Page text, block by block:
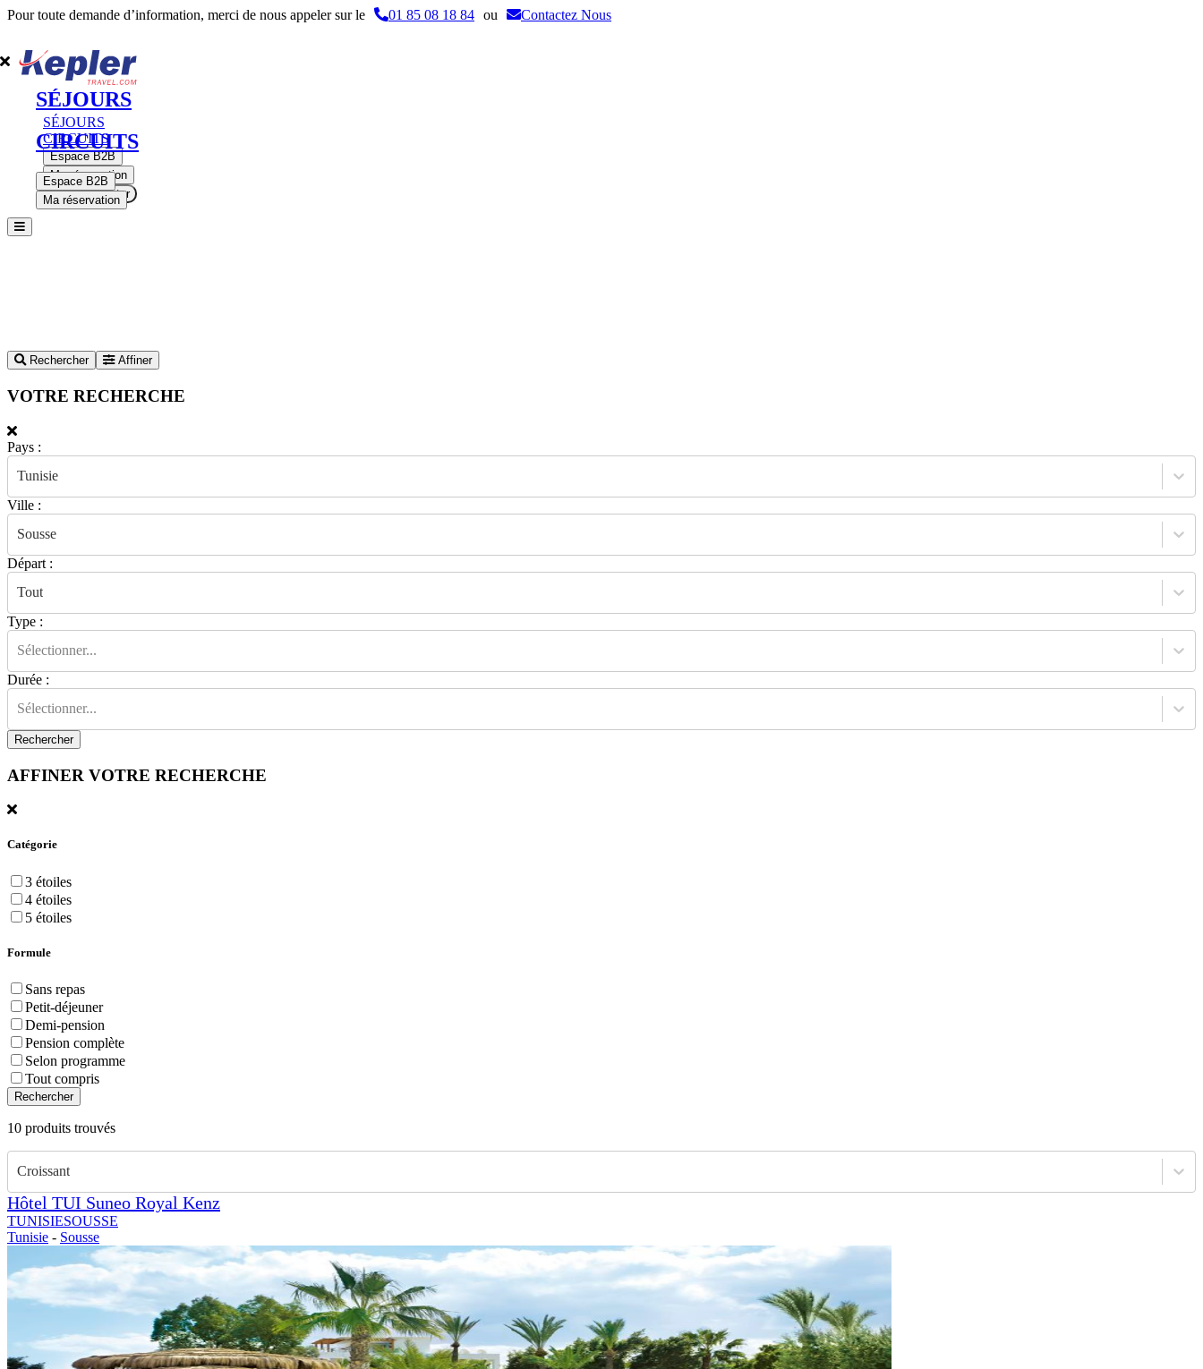
Pour toute demande d’information, merci de nous appeler sur le 01 85 08 18 84 ou Contactez Nous
SÉJOURS
CIRCUITS
Espace B2B
Ma réservation
Se connecter
SÉJOURS
CIRCUITS
Espace B2B
Ma réservation
Rechercher Affiner
VOTRE RECHERCHE
Pays :
Tunisie
Ville :
Sousse
Départ :
Tout
Type :
Sélectionner...
Durée :
Sélectionner...
Rechercher
AFFINER VOTRE RECHERCHE
Catégorie
3 étoiles
4 étoiles
5 étoiles
Formule
Sans repas
Petit-déjeuner
Demi-pension
Pension complète
Selon programme
Tout compris
Rechercher
10 produits trouvés
Croissant
Hôtel TUI Suneo Royal Kenz
TUNISIESOUSSE
Tunisie - Sousse